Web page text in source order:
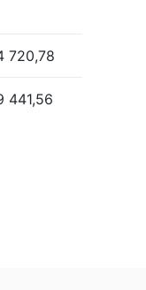
720,78
441,56